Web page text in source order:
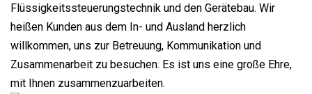
Flüssigkeitssteuerungstechnik und den Gerätebau. Wir
heißen Kunden aus dem In- und Ausland herzlich
willkommen, uns zur Betreuung, Kommunikation und
Zusammenarbeit zu besuchen. Es ist uns eine große Ehre,
mit Ihnen zusammenzuarbeiten.